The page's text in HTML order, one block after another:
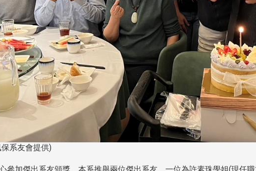
系友會提供)
參加傑出系友頒獎，本系推舉兩位傑出系友，一位為許素珠學姐(現任